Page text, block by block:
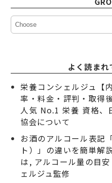
よく読ま
栄養コンシェルジュ【
率・料金・評判・取得
人気 No.1 栄養 資格、
協会について
お酒のアルコール表記
ト）」の違いを簡単解
は, アルコール量の目
ェルジュ監修